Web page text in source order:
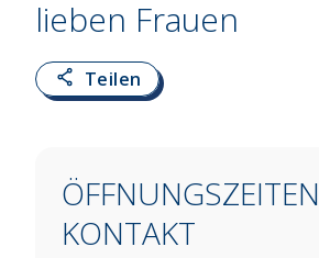
lieben Frauen
Teilen
KONTAKT